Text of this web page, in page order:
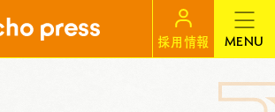
採用情報 MENU